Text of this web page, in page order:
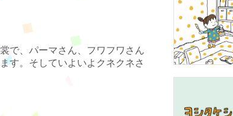
で、パーマさん、フワフワさん
す。そしていよいよクネクネさ